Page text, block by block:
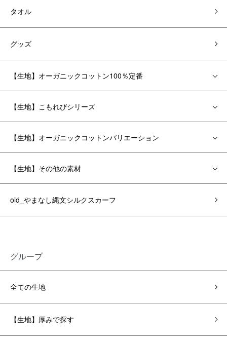
タオル
グッズ
【生地】オーガニックコットン100％定番
【生地】こもれびシリーズ
【生地】オーガニックコットンバリエーション
【生地】その他の素材
old_やまなし縄文シルクスカーフ
グループ
全ての生地
【生地】厚みで探す